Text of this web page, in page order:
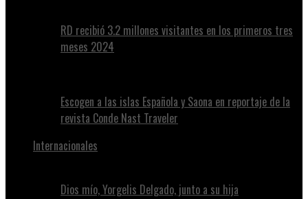
RD recibió 3.2 millones visitantes en los primeros tres
meses 2024
Escogen a las islas Española y Saona en reportaje de la
revista Conde Nast Traveler
Internacionales
Dios mío, Yorgelis Delgado, junto a su hija